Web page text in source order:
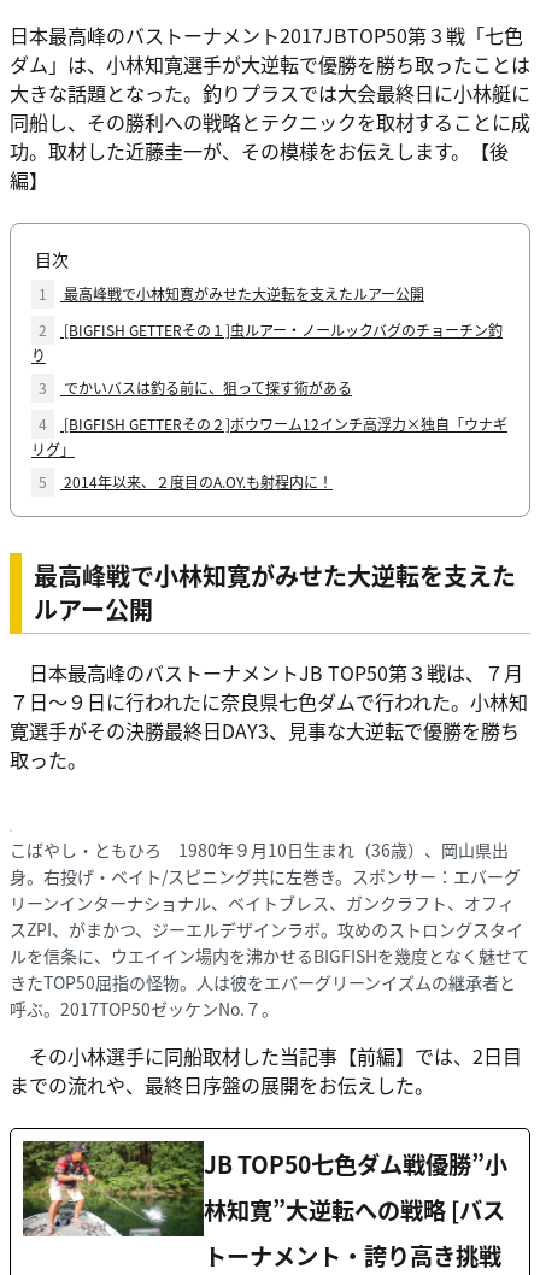
日本最高峰のバストーナメント2017JBTOP50第３戦「七色
ダム」は、小林知寛選手が大逆転で優勝を勝ち取ったことは
大きな話題となった。釣りプラスでは大会最終日に小林艇に
同船し、その勝利への戦略とテクニックを取材することに成
功。取材した近藤圭一が、その模様をお伝えします。【後
編】
目次
1
最高峰戦で小林知寛がみせた大逆転を支えたルアー公開
2
[BIGFISH GETTERその１]虫ルアー・ノールックバグのチョーチン釣
り
3
でかいバスは釣る前に、狙って探す術がある
4
[BIGFISH GETTERその２]ボウワーム12インチ高浮力×独自「ウナギ
リグ」
5
2014年以来、２度目のA.OY.も射程内に！
最高峰戦で小林知寛がみせた大逆転を支えた
ルアー公開
日本最高峰のバストーナメントJB TOP50第３戦は、７月
７日〜９日に行われたに奈良県七色ダムで行われた。小林知
寛選手がその決勝最終日DAY3、見事な大逆転で優勝を勝ち
取った。
こばやし・ともひろ 1980年９月10日生まれ（36歳）、岡山県出
身。右投げ・ベイト/スピニング共に左巻き。スポンサー：エバーグ
リーンインターナショナル、ベイトブレス、ガンクラフト、オフィ
スZPI、がまかつ、ジーエルデザインラボ。攻めのストロングスタイ
ルを信条に、ウエイイン場内を沸かせるBIGFISHを幾度となく魅せて
きたTOP50屈指の怪物。人は彼をエバーグリーンイズムの継承者と
呼ぶ。2017TOP50ゼッケンNo.７。
その小林選手に同船取材した当記事【前編】では、2日目
までの流れや、最終日序盤の展開をお伝えした。
JB TOP50七色ダム戦優勝”小
林知寛”大逆転への戦略 [バス
トーナメント・誇り高き挑戦